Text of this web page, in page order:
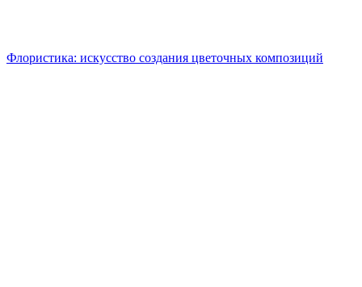
Флористика: искусство создания цветочных композиций